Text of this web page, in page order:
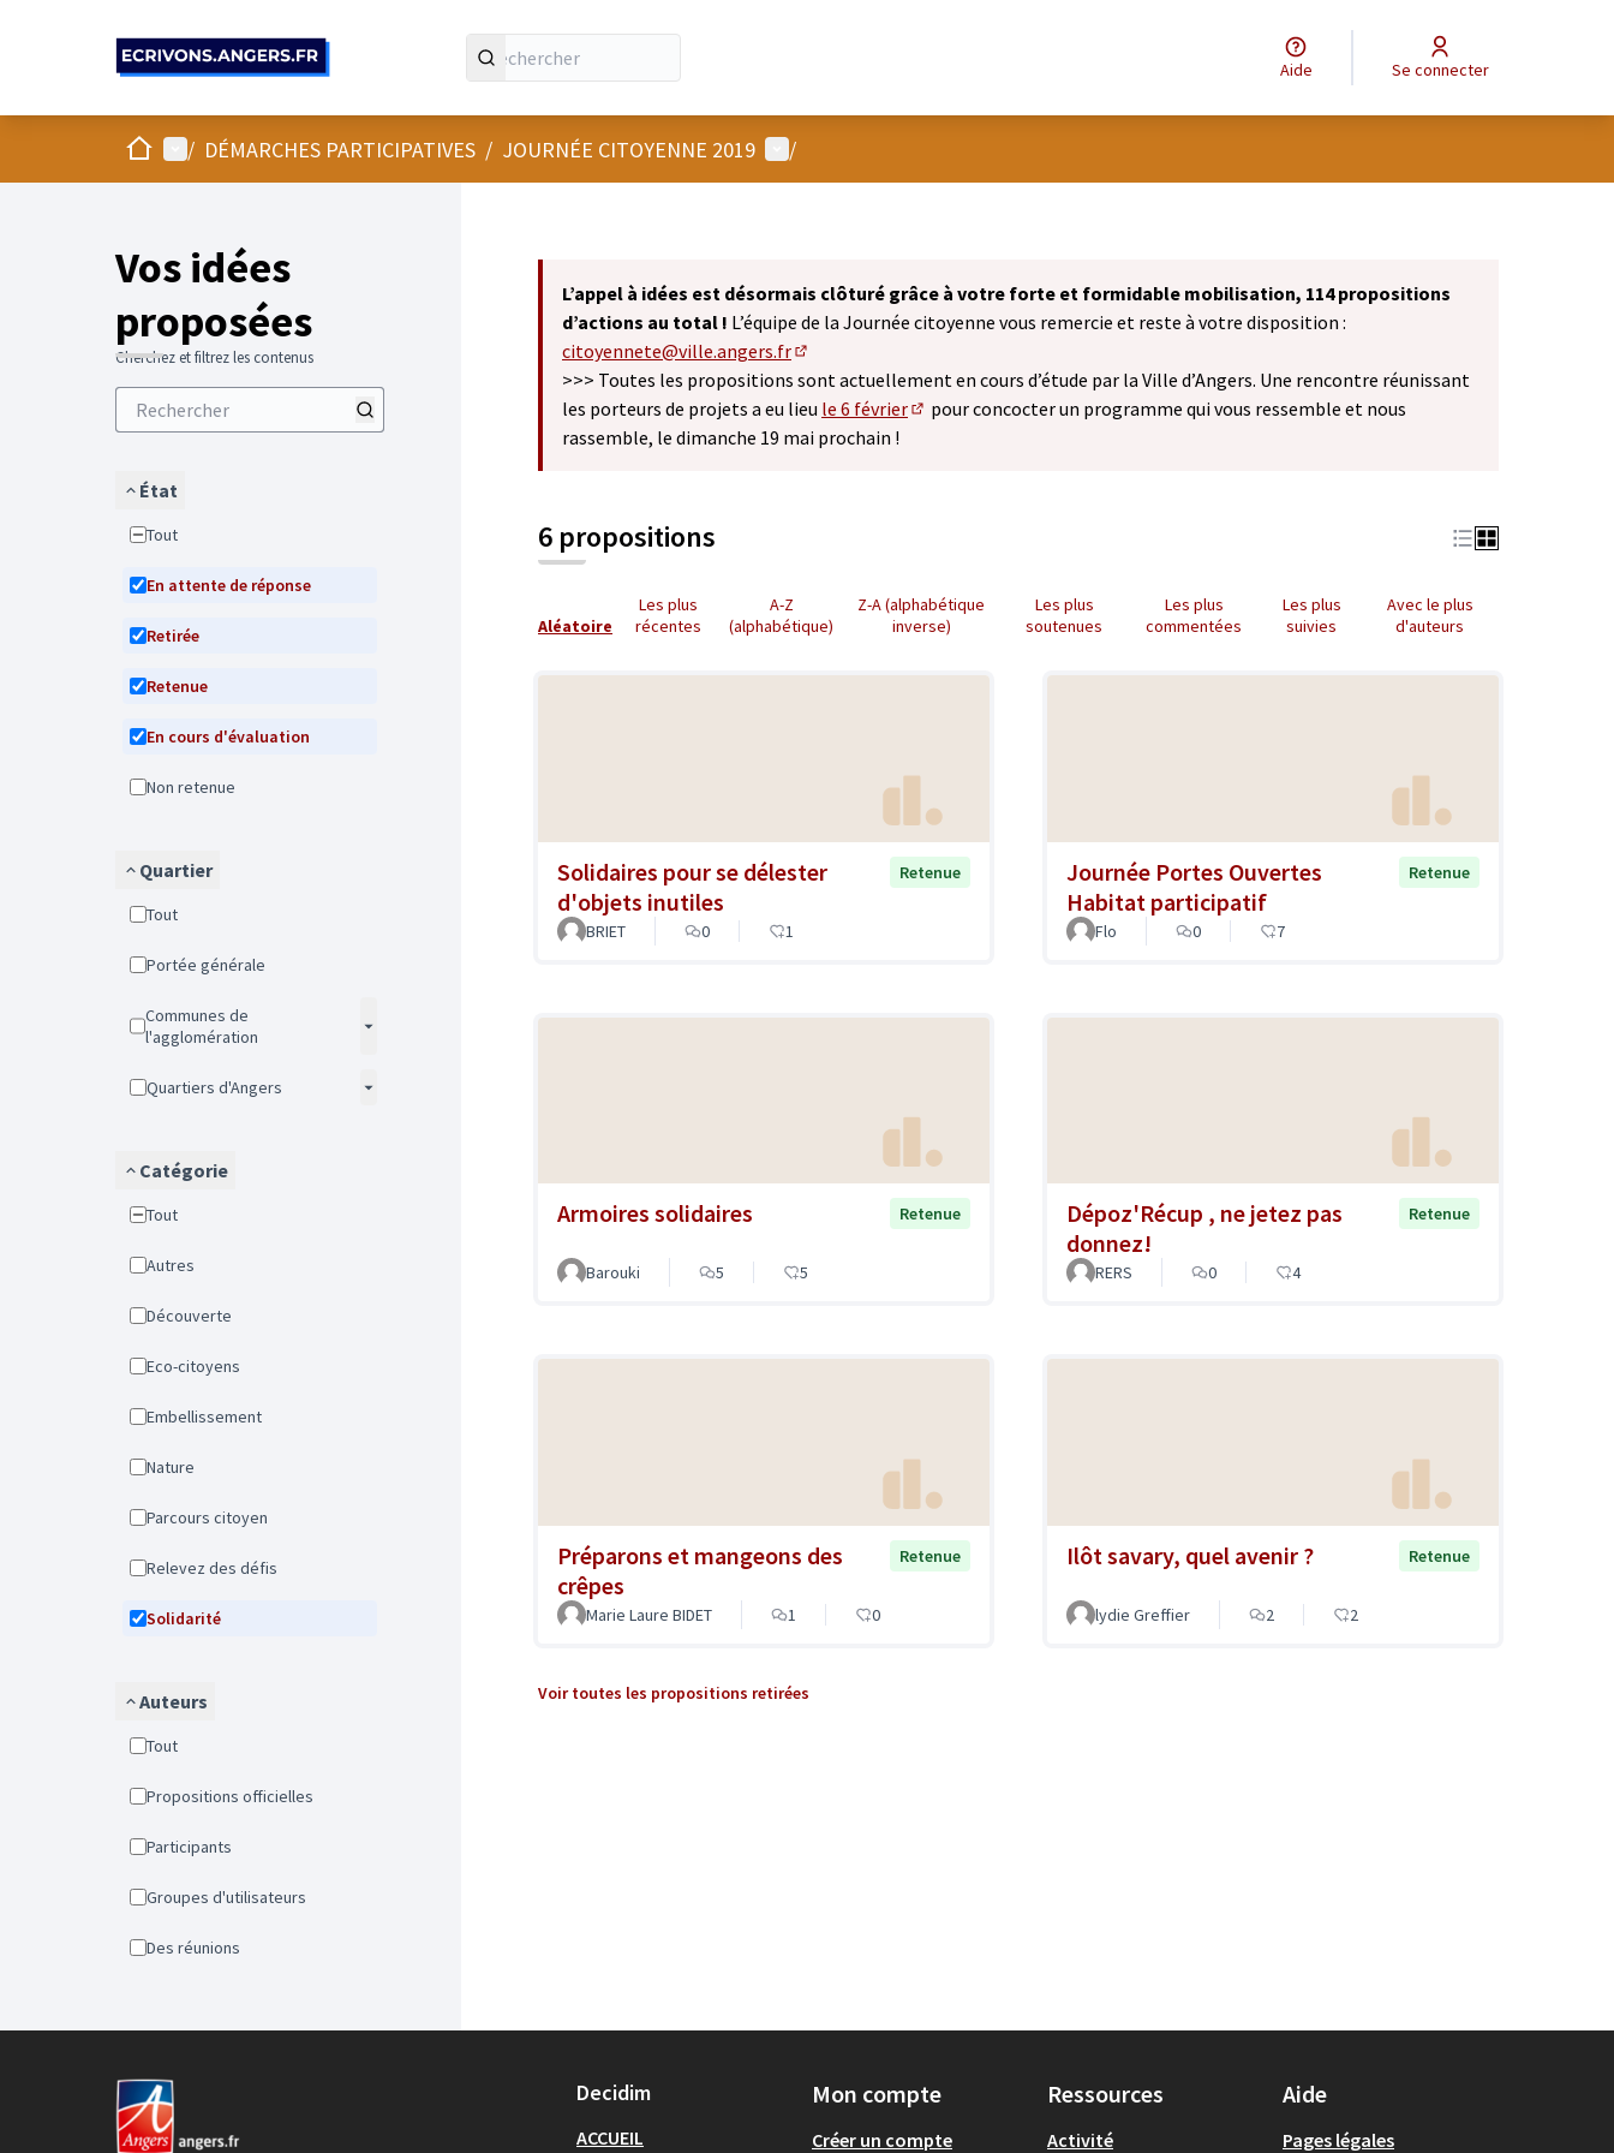
Aide Se connecter
AccueilMenu principal
/ DÉMARCHES PARTICIPATIVES / JOURNÉE CITOYENNE 2019 Menu utilisateur
/
Vos idées
proposées
Cherchez et filtrez les contenus
État
Tout
En attente de réponse
Retirée
Retenue
En cours d'évaluation
Non retenue
Quartier
Tout
Portée générale
Communes de
l'agglomération
Quartiers d'Angers
Catégorie
Tout
Autres
Découverte
Eco-citoyens
Embellissement
Nature
Parcours citoyen
Relevez des défis
Solidarité
Auteurs
Tout
Propositions officielles
Participants
Groupes d'utilisateurs
Des réunions
L’appel à idées est désormais clôturé grâce à votre forte et formidable mobilisation, 114 propositions
d’actions au total ! L’équipe de la Journée citoyenne vous remercie et reste à votre disposition :
citoyennete@ville.angers.fr
(S'ouvre dans un nouvel onglet)
>>> Toutes les propositions sont actuellement en cours d’étude par la Ville d’Angers. Une rencontre réunissant
les porteurs de projets a eu lieu le 6 février
pour concocter un programme qui vous ressemble et nous
rassemble, le dimanche 19 mai prochain !
6 propositions
Aléatoire
Les plus
récentes
A-Z
(alphabétique)
Z-A (alphabétique
inverse)
Les plus
soutenues
Les plus
commentées
Les plus
suivies
Avec le plus
d'auteurs
Solidaires pour se délester
d'objets inutiles
Retenue
BRIET 0 1
Journée Portes Ouvertes
Habitat participatif
Retenue
Flo 0 7
Armoires solidaires Retenue
Barouki 5 5
Dépoz'Récup , ne jetez pas
donnez!
Retenue
RERS 0 4
Préparons et mangeons des
crêpes
Retenue
Marie Laure BIDET 1 0
Ilôt savary, quel avenir ? Retenue
lydie Greffier 2 2
Voir toutes les propositions retirées
Decidim
ACCUEIL
Mon compte
Créer un compte
Ressources
Activité
Aide
Pages légales